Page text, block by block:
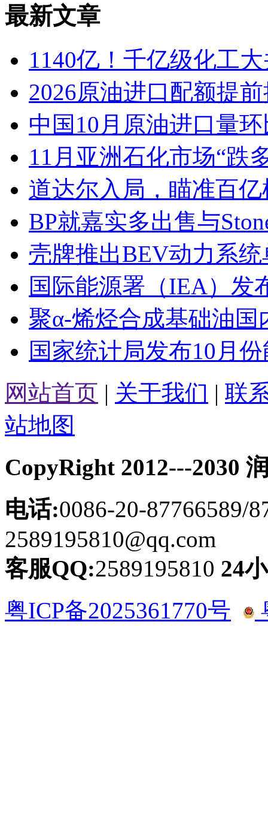
最新文章
1140亿！千亿级化工
2026原油进口配额提
中国10月原油进口量
11月亚洲石化市场“跌
道达尔入局，瞄准百
BP就嘉实多出售与
壳牌推出BEV动力系
国际能源署（IEA）发
聚α-烯烃合成基础油国
国家统计局发布10月
网站首页 | 关于我们 | 联
站地图
CopyRight 2012---2030
电话:0086-20-87766589/
2589195810@qq.com
客服QQ:2589195810 24
粤ICP备2025361770号